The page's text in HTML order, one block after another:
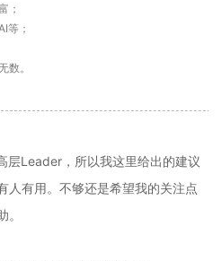
；
等；
数。
层Leader，所以我这里给出的建议
人有用。不够还是希望我的关注点